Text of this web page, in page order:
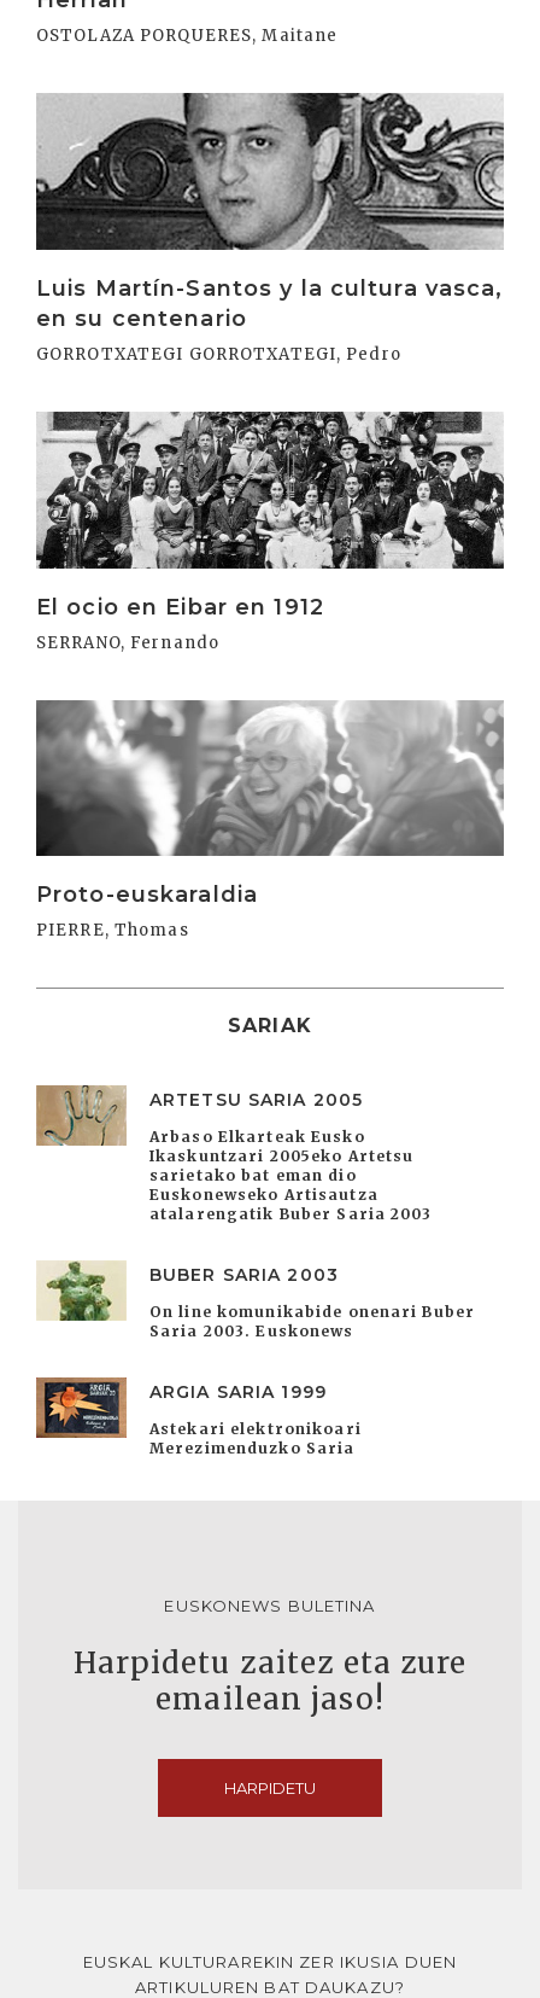
OSTOLAZA PORQUERES, Maitane
Luis Martín-Santos y la cultura vasca,
en su centenario
GORROTXATEGI GORROTXATEGI, Pedro
El ocio en Eibar en 1912
SERRANO, Fernando
Irakurri
Proto-euskaraldia
PIERRE, Thomas
Irakurri
SARIAK
ARTETSU SARIA 2005
Arbaso Elkarteak Eusko
Ikaskuntzari 2005eko Artetsu
sarietako bat eman dio
Euskonewseko Artisautza
atalarengatik Buber Saria 2003
BUBER SARIA 2003
On line komunikabide onenari Buber
Saria 2003. Euskonews
ARGIA SARIA 1999
Astekari elektronikoari
Merezimenduzko Saria
EUSKONEWS BULETINA
Harpidetu zaitez eta zure
emailean jaso!
HARPIDETU
EUSKAL KULTURAREKIN ZER IKUSIA DUEN
ARTIKULUREN BAT DAUKAZU?